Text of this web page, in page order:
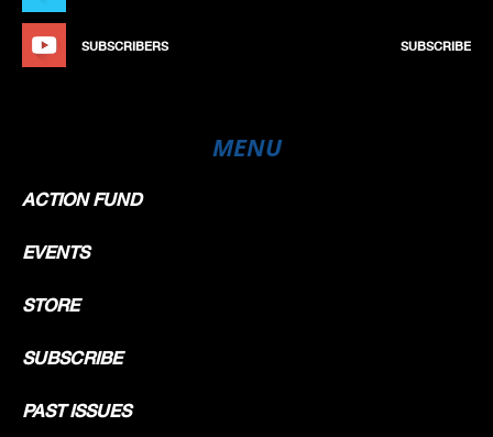
SUBSCRIBERS SUBSCRIBE
MENU
ACTION FUND
EVENTS
STORE
SUBSCRIBE
PAST ISSUES